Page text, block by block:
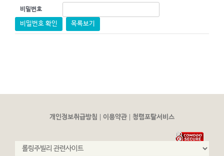
비밀번호
비밀번호 확인 목록보기
개인정보취급방침 이용약관 청렴포탈서비스